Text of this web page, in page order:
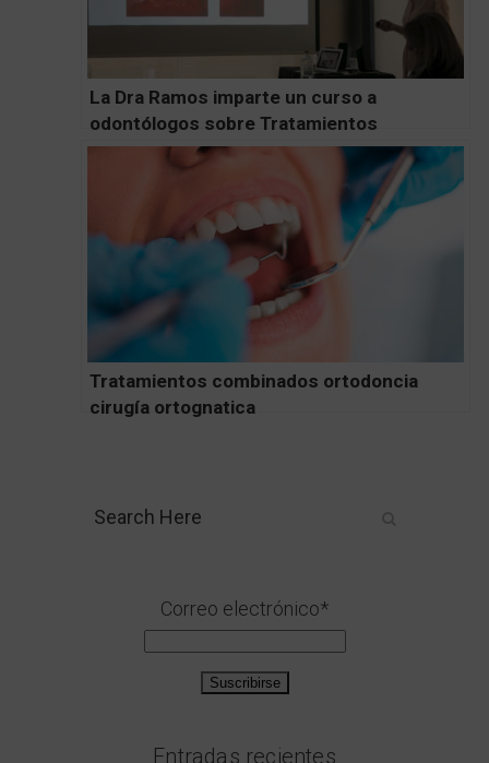
La Dra Ramos imparte un curso a
odontólogos sobre Tratamientos
Multidisciplinares
Tratamientos combinados ortodoncia
cirugía ortognatica
Correo electrónico*
Entradas recientes